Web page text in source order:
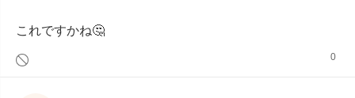
これですかね🤔
0